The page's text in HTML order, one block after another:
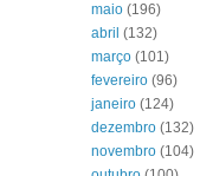
maio (196)
abril (132)
março (101)
fevereiro (96)
janeiro (124)
dezembro (132)
novembro (104)